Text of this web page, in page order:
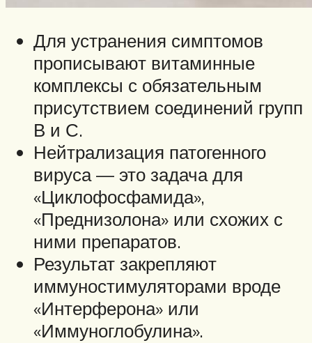
Для устранения симптомов
прописывают витаминные
комплексы с обязательным
присутствием соединений групп
В и С.
Нейтрализация патогенного
вируса — это задача для
«Циклофосфамида»,
«Преднизолона» или схожих с
ними препаратов.
Результат закрепляют
иммуностимуляторами вроде
«Интерферона» или
«Иммуноглобулина».